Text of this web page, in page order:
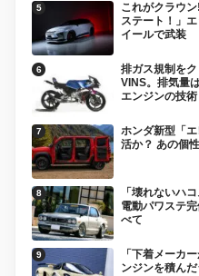
これがクラウ
ステート！」
イールで武装
排ガス規制をク
VINS。排気量
エンジンの技
ホンダ新型「
活か？ あの個
「壊れないハ
電動パワステ
べて
「下着メーカ
ンジンを積ん